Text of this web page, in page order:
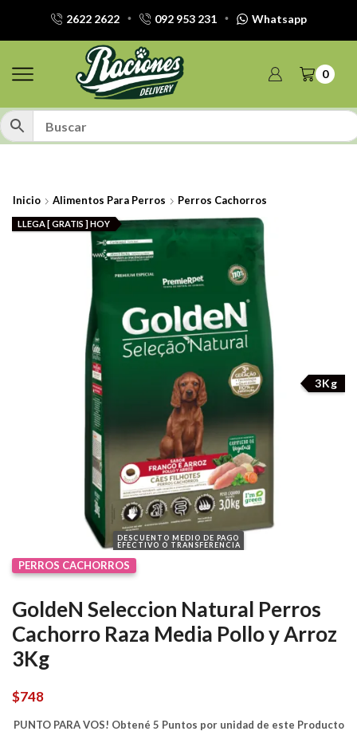
2622 2622 092 953 231 Whatsapp
0
Inicio Alimentos Para Perros Perros Cachorros
3Kg
DESCUENTO MEDIO DE PAGO
EFECTIVO O TRANSFERENCIA
LLEGA [ GRATIS ] HOY
PERROS CACHORROS
GoldeN Seleccion Natural Perros
Cachorro Raza Media Pollo y Arroz
3Kg
$748
PUNTO PARA VOS! Obtené 5 Puntos por unidad de este Producto